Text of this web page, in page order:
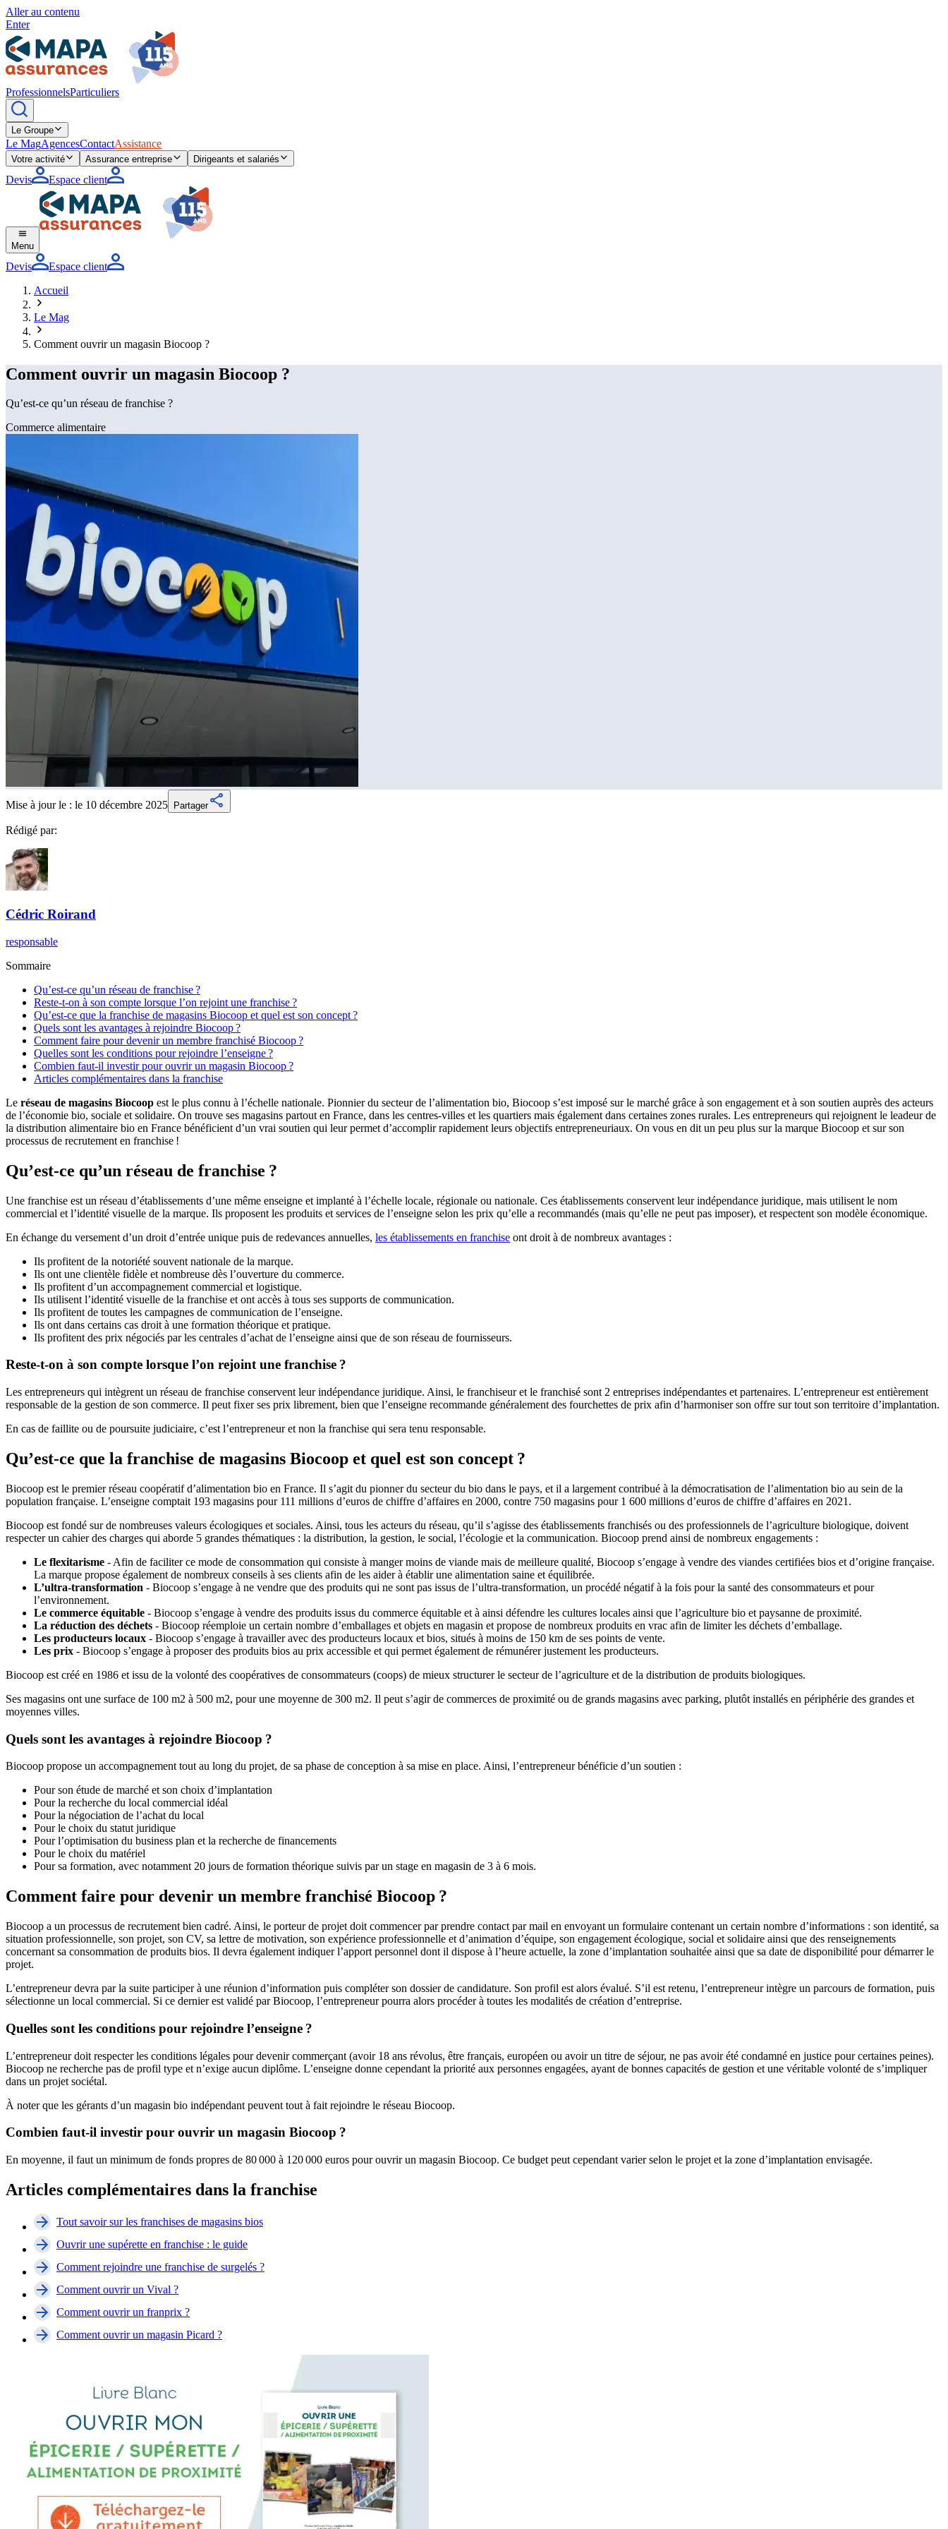
Aller au contenu
Enter
ProfessionnelsParticuliers
Le Groupe
Le MagAgencesContactAssistance
Votre activité Assurance entreprise Dirigeants et salariés
Devis Espace client
Menu
Devis
Espace client
Accueil
Le Mag
Comment ouvrir un magasin Biocoop ?
Comment ouvrir un magasin Biocoop ?
Qu’est-ce qu’un réseau de franchise ?
Commerce alimentaire
Mise à jour le : le 10 décembre 2025 Partager
Rédigé par:
Cédric Roirand
responsable
Sommaire
Qu’est-ce qu’un réseau de franchise ?
Reste-t-on à son compte lorsque l’on rejoint une franchise ?
Qu’est-ce que la franchise de magasins Biocoop et quel est son concept ?
Quels sont les avantages à rejoindre Biocoop ?
Comment faire pour devenir un membre franchisé Biocoop ?
Quelles sont les conditions pour rejoindre l’enseigne ?
Combien faut-il investir pour ouvrir un magasin Biocoop ?
Articles complémentaires dans la franchise
Le réseau de magasins Biocoop est le plus connu à l’échelle nationale. Pionnier du secteur de l’alimentation bio, Biocoop s’est imposé sur le marché grâce à son engagement et à son soutien auprès des acteurs
de l’économie bio, sociale et solidaire. On trouve ses magasins partout en France, dans les centres-villes et les quartiers mais également dans certaines zones rurales. Les entrepreneurs qui rejoignent le leadeur de
la distribution alimentaire bio en France bénéficient d’un vrai soutien qui leur permet d’accomplir rapidement leurs objectifs entrepreneuriaux. On vous en dit un peu plus sur la marque Biocoop et sur son
processus de recrutement en franchise !
Qu’est-ce qu’un réseau de franchise ?
Une franchise est un réseau d’établissements d’une même enseigne et implanté à l’échelle locale, régionale ou nationale. Ces établissements conservent leur indépendance juridique, mais utilisent le nom
commercial et l’identité visuelle de la marque. Ils proposent les produits et services de l’enseigne selon les prix qu’elle a recommandés (mais qu’elle ne peut pas imposer), et respectent son modèle économique.
En échange du versement d’un droit d’entrée unique puis de redevances annuelles, les établissements en franchise ont droit à de nombreux avantages :
Ils profitent de la notoriété souvent nationale de la marque.
Ils ont une clientèle fidèle et nombreuse dès l’ouverture du commerce.
Ils profitent d’un accompagnement commercial et logistique.
Ils utilisent l’identité visuelle de la franchise et ont accès à tous ses supports de communication.
Ils profitent de toutes les campagnes de communication de l’enseigne.
Ils ont dans certains cas droit à une formation théorique et pratique.
Ils profitent des prix négociés par les centrales d’achat de l’enseigne ainsi que de son réseau de fournisseurs.
Reste-t-on à son compte lorsque l’on rejoint une franchise ?
Les entrepreneurs qui intègrent un réseau de franchise conservent leur indépendance juridique. Ainsi, le franchiseur et le franchisé sont 2 entreprises indépendantes et partenaires. L’entrepreneur est entièrement
responsable de la gestion de son commerce. Il peut fixer ses prix librement, bien que l’enseigne recommande généralement des fourchettes de prix afin d’harmoniser son offre sur tout son territoire d’implantation.
En cas de faillite ou de poursuite judiciaire, c’est l’entrepreneur et non la franchise qui sera tenu responsable.
Qu’est-ce que la franchise de magasins Biocoop et quel est son concept ?
Biocoop est le premier réseau coopératif d’alimentation bio en France. Il s’agit du pionner du secteur du bio dans le pays, et il a largement contribué à la démocratisation de l’alimentation bio au sein de la
population française. L’enseigne comptait 193 magasins pour 111 millions d’euros de chiffre d’affaires en 2000, contre 750 magasins pour 1 600 millions d’euros de chiffre d’affaires en 2021.
Biocoop est fondé sur de nombreuses valeurs écologiques et sociales. Ainsi, tous les acteurs du réseau, qu’il s’agisse des établissements franchisés ou des professionnels de l’agriculture biologique, doivent
respecter un cahier des charges qui aborde 5 grandes thématiques : la distribution, la gestion, le social, l’écologie et la communication. Biocoop prend ainsi de nombreux engagements :
Le flexitarisme - Afin de faciliter ce mode de consommation qui consiste à manger moins de viande mais de meilleure qualité, Biocoop s’engage à vendre des viandes certifiées bios et d’origine française.
La marque propose également de nombreux conseils à ses clients afin de les aider à établir une alimentation saine et équilibrée.
L’ultra-transformation - Biocoop s’engage à ne vendre que des produits qui ne sont pas issus de l’ultra-transformation, un procédé négatif à la fois pour la santé des consommateurs et pour
l’environnement.
Le commerce équitable - Biocoop s’engage à vendre des produits issus du commerce équitable et à ainsi défendre les cultures locales ainsi que l’agriculture bio et paysanne de proximité.
La réduction des déchets - Biocoop réemploie un certain nombre d’emballages et objets en magasin et propose de nombreux produits en vrac afin de limiter les déchets d’emballage.
Les producteurs locaux - Biocoop s’engage à travailler avec des producteurs locaux et bios, situés à moins de 150 km de ses points de vente.
Les prix - Biocoop s’engage à proposer des produits bios au prix accessible et qui permet également de rémunérer justement les producteurs.
Biocoop est créé en 1986 et issu de la volonté des coopératives de consommateurs (coops) de mieux structurer le secteur de l’agriculture et de la distribution de produits biologiques.
Ses magasins ont une surface de 100 m2 à 500 m2, pour une moyenne de 300 m2. Il peut s’agir de commerces de proximité ou de grands magasins avec parking, plutôt installés en périphérie des grandes et
moyennes villes.
Quels sont les avantages à rejoindre Biocoop ?
Biocoop propose un accompagnement tout au long du projet, de sa phase de conception à sa mise en place. Ainsi, l’entrepreneur bénéficie d’un soutien :
Pour son étude de marché et son choix d’implantation
Pour la recherche du local commercial idéal
Pour la négociation de l’achat du local
Pour le choix du statut juridique
Pour l’optimisation du business plan et la recherche de financements
Pour le choix du matériel
Pour sa formation, avec notamment 20 jours de formation théorique suivis par un stage en magasin de 3 à 6 mois.
Comment faire pour devenir un membre franchisé Biocoop ?
Biocoop a un processus de recrutement bien cadré. Ainsi, le porteur de projet doit commencer par prendre contact par mail en envoyant un formulaire contenant un certain nombre d’informations : son identité, sa
situation professionnelle, son projet, son CV, sa lettre de motivation, son expérience professionnelle et d’animation d’équipe, son engagement écologique, social et solidaire ainsi que des renseignements
concernant sa consommation de produits bios. Il devra également indiquer l’apport personnel dont il dispose à l’heure actuelle, la zone d’implantation souhaitée ainsi que sa date de disponibilité pour démarrer le
projet.
L’entrepreneur devra par la suite participer à une réunion d’information puis compléter son dossier de candidature. Son profil est alors évalué. S’il est retenu, l’entrepreneur intègre un parcours de formation, puis
sélectionne un local commercial. Si ce dernier est validé par Biocoop, l’entrepreneur pourra alors procéder à toutes les modalités de création d’entreprise.
Quelles sont les conditions pour rejoindre l’enseigne ?
L’entrepreneur doit respecter les conditions légales pour devenir commerçant (avoir 18 ans révolus, être français, européen ou avoir un titre de séjour, ne pas avoir été condamné en justice pour certaines peines).
Biocoop ne recherche pas de profil type et n’exige aucun diplôme. L’enseigne donne cependant la priorité aux personnes engagées, ayant de bonnes capacités de gestion et une véritable volonté de s’impliquer
dans un projet sociétal.
À noter que les gérants d’un magasin bio indépendant peuvent tout à fait rejoindre le réseau Biocoop.
Combien faut-il investir pour ouvrir un magasin Biocoop ?
En moyenne, il faut un minimum de fonds propres de 80 000 à 120 000 euros pour ouvrir un magasin Biocoop. Ce budget peut cependant varier selon le projet et la zone d’implantation envisagée.
Articles complémentaires dans la franchise
Tout savoir sur les franchises de magasins bios
Ouvrir une supérette en franchise : le guide
Comment rejoindre une franchise de surgelés ?
Comment ouvrir un Vival ?
Comment ouvrir un franprix ?
Comment ouvrir un magasin Picard ?